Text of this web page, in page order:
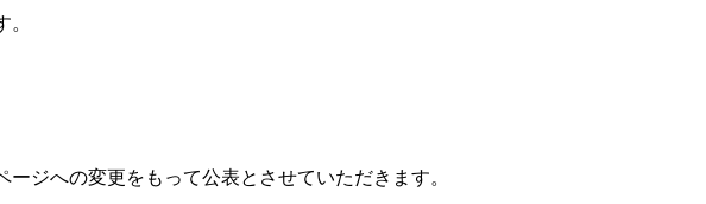
ジへの変更をもって公表とさせていただきます。